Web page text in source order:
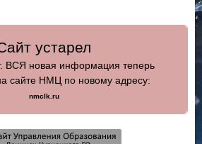
устарел
ВСЯ новая информация теперь
сайте НМЦ по новому адресу:
nmclk.ru